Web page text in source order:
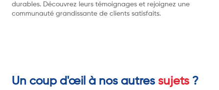
durables. Découvrez leurs témoignages et rejoignez une
communauté grandissante de clients satisfaits.
Un coup d'œil à nos autres sujets ?